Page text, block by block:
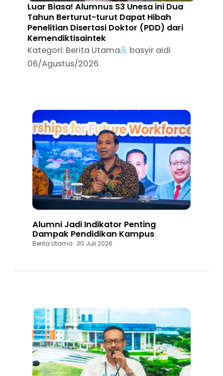
Luar Biasa! Alumnus S3 Unesa ini Dua
Tahun Berturut-turut Dapat Hibah
Penelitian Disertasi Doktor (PDD) dari
Kemendiktisaintek
Kategori: Berita Utama
basyir aidi
06/Agustus/2026
Alumni Jadi Indikator Penting
Dampak Pendidikan Kampus
Berita Utama 30 Juli 2026